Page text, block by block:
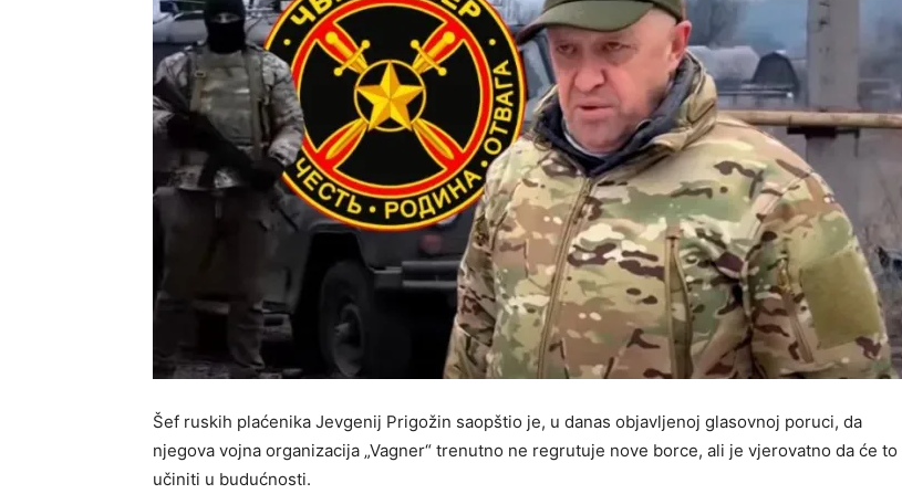
Šef ruskih plaćenika Jevgenij Prigožin saopštio je, u danas objavljenoj glasovnoj poruci, da
njegova vojna organizacija „Vagner“ trenutno ne regrutuje nove borce, ali je vjerovatno da će to
učiniti u budućnosti.